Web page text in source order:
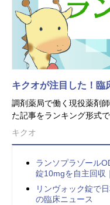
キクオが注目した！臨
調剤薬局で働く現役薬剤
た記事をランキング形式で
キクオ
ランソプラゾール
錠10mgを自主回収
リンヴォック錠で
の臨床ニュース